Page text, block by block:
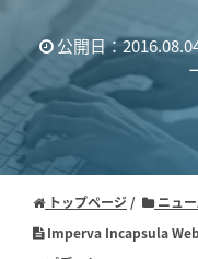
公開日：
トップページ ニュー
Imperva Incapsula Web